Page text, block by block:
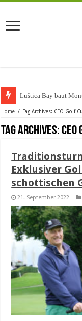
Luštica Bay baut
Home / Tag Archives: CEO Golf
Tag Archives:
Exklusiver
schottischen
21. September 2022